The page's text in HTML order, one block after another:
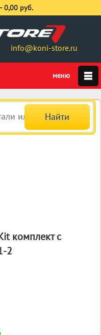
info@koni-store.ru
0,00 руб.
комплект c
2